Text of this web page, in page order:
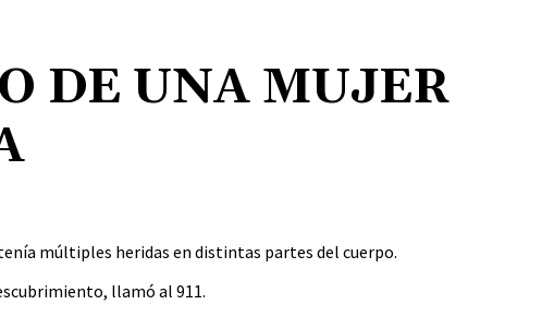
DE UNA MUJER
múltiples heridas en distintas partes del cuerpo.
llamó al 911.